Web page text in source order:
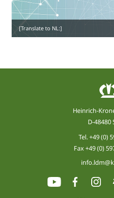
[Translate to NL:]
Heinrich-
D-48480
Tel.+49 (0)
Fax +49 (0)